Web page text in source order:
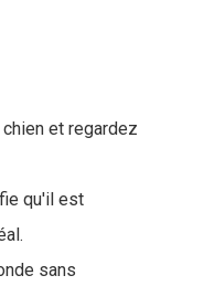
et regardez
qu'il est
sans